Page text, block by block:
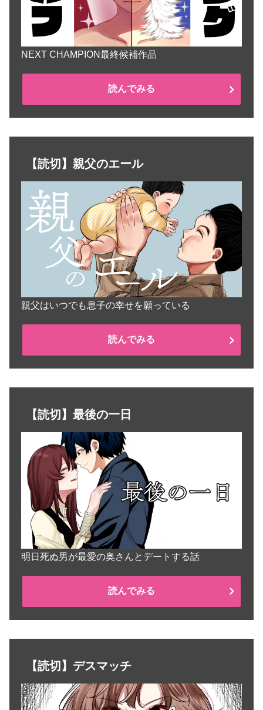
NEXT CHAMPION最終候補作品
読んでみる
【読切】親父のエール
親父はいつでも息子の幸せを願っている
読んでみる
【読切】最後の一日
明日死ぬ男が最愛の奥さんとデートする話
読んでみる
【読切】デスマッチ